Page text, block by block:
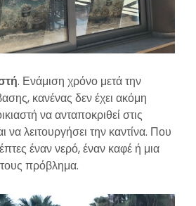
. Ενάμιση χρόνο μετά την
κανένας δεν έχει ακόμη
να ανταποκριθεί στις
να λειτουργήσει την καντίνα. Που
έναν νερό, έναν καφέ ή μια
πρόβλημα.